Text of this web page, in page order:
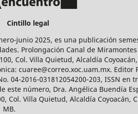
Cintillo legal
junio 2025, es una publicación
Prolongación Canal de Miramontes
Col. Villa Quietud, Alcaldía
cuaree@correo.xoc.uam.mx. Editor
04-2016-031812054200-203, ISSN
número, Dra. Angélica Buendía
Villa Quietud, Alcaldía Coyoacán,
MB.